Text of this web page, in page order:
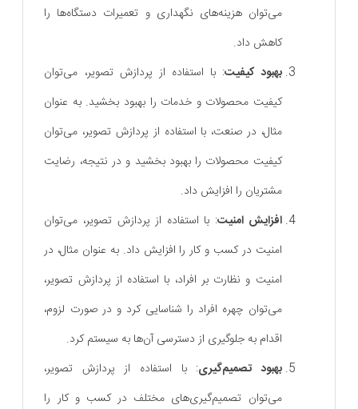
می‌توان هزینه‌های نگهداری و تعمیرات دستگاه‌ها را
کاهش داد.
بهبود کیفیت: با استفاده از پردازش تصویر، می‌توان
کیفیت محصولات و خدمات را بهبود بخشید. به عنوان
مثال، در صنعت، با استفاده از پردازش تصویر، می‌توان
کیفیت محصولات را بهبود بخشید و در نتیجه، رضایت
مشتریان را افزایش داد.
افزایش امنیت: با استفاده از پردازش تصویر، می‌توان
امنیت در کسب و کار را افزایش داد. به عنوان مثال، در
امنیت و نظارت بر افراد، با استفاده از پردازش تصویر،
می‌توان چهره افراد را شناسایی کرد و در صورت لزوم،
اقدام به جلوگیری از دسترسی آن‌ها به سیستم کرد.
بهبود تصمیم‌گیری: با استفاده از پردازش تصویر،
می‌توان تصمیم‌گیری‌های مختلف در کسب و کار را